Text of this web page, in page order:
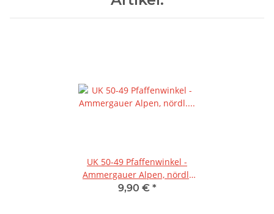
UK 50-49 Pfaffenwinkel -
Ammergauer Alpen, nördl.
Teil 1:50.000
9,90 € *